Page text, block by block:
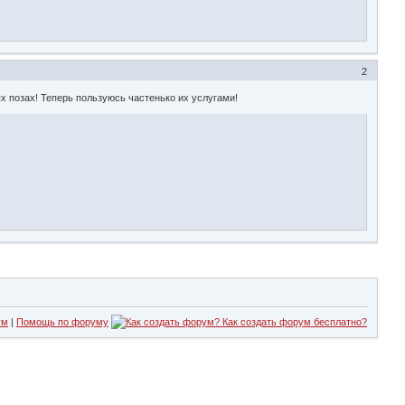
2
Теперь пользуюсь частенько их услугами!
Помощь по форуму